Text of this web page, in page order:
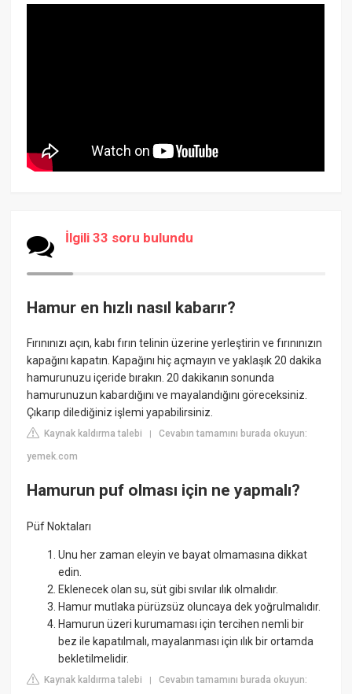
İlgili 33 soru bulundu
Hamur en hızlı nasıl kabarır?
Fırınınızı açın, kabı fırın telinin üzerine yerleştirin ve fırınınızın
kapağını kapatın. Kapağını hiç açmayın ve yaklaşık 20 dakika
hamurunuzu içeride bırakın. 20 dakikanın sonunda
hamurunuzun kabardığını ve mayalandığını göreceksiniz.
Çıkarıp dilediğiniz işlemi yapabilirsiniz.
Kaynak kaldırma talebi |Cevabın tamamını burada okuyun:
yemek.com
Hamurun puf olması için ne yapmalı?
Püf Noktaları
Unu her zaman eleyin ve bayat olmamasına dikkat
edin.
Eklenecek olan su, süt gibi sıvılar ılık olmalıdır.
Hamur mutlaka pürüzsüz oluncaya dek yoğrulmalıdır.
Hamurun üzeri kurumaması için tercihen nemli bir
bez ile kapatılmalı, mayalanması için ılık bir ortamda
bekletilmelidir.
Kaynak kaldırma talebi |Cevabın tamamını burada okuyun: